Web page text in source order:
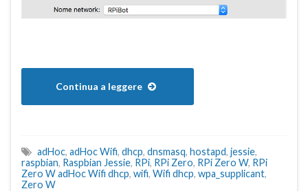
Continua a leggere
adHoc, adHoc Wifi, dhcp, dnsmasq, hostapd, jessie,
raspbian, Raspbian Jessie, RPi, RPi Zero, RPi Zero W, RPi
Zero W adHoc Wifi dhcp, wifi, Wifi dhcp, wpa_supplicant,
Zero W